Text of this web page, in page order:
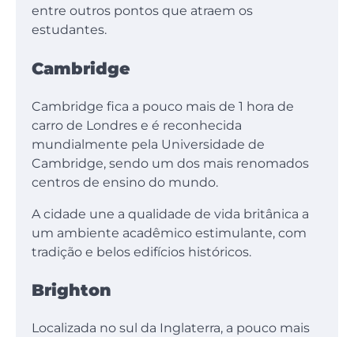
entre outros pontos que atraem os
estudantes.
Cambridge
Cambridge fica a pouco mais de 1 hora de
carro de Londres e é reconhecida
mundialmente pela Universidade de
Cambridge, sendo um dos mais renomados
centros de ensino do mundo.
A cidade une a qualidade de vida britânica a
um ambiente acadêmico estimulante, com
tradição e belos edifícios históricos.
Brighton
Localizada no sul da Inglaterra, a pouco mais